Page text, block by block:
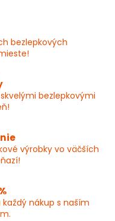
bezlepkových
bezlepkovými
výrobky vo väčších
každý nákup s naším